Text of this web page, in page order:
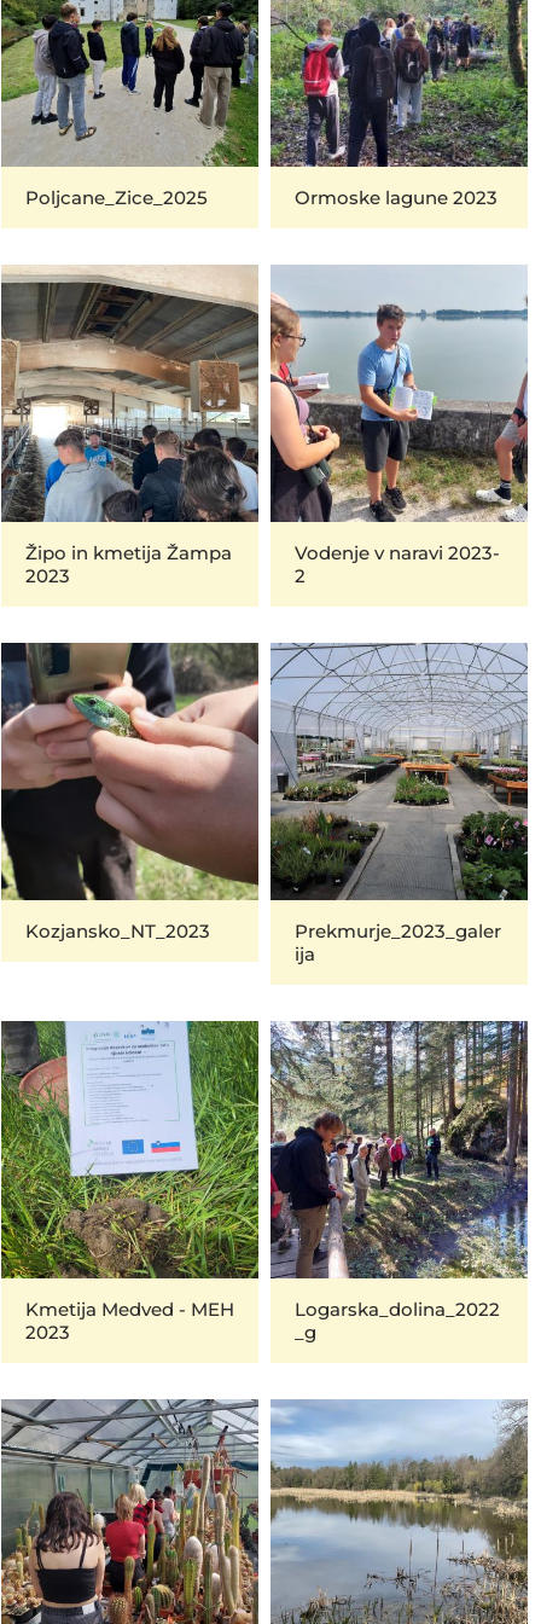
Poljcane_Zice_2025 Ormoske lagune 2023
Žipo in kmetija Žampa
2023
Vodenje v naravi 2023-
2
Kozjansko_NT_2023
Prekmurje_2023_galer
ija
Kmetija Medved - MEH
2023
Logarska_dolina_2022
_g